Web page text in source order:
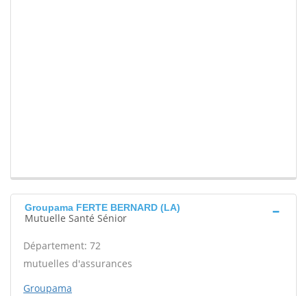
Groupama FERTE BERNARD (LA)
Mutuelle Santé Sénior
Département: 72
mutuelles d'assurances
Groupama